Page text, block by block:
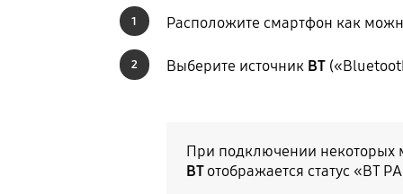
1 Расположите смартфон как
2 Выберите источник BT
При подключении некоторых
BTотображается статус «BT